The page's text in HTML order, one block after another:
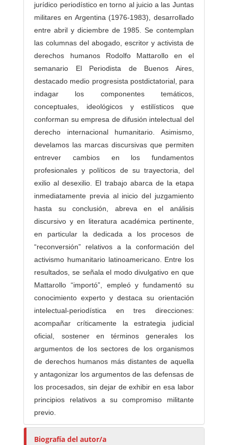
jurídico periodístico en torno al juicio a las Juntas
militares en Argentina (1976-1983), desarrollado
entre abril y diciembre de 1985. Se contemplan
las columnas del abogado, escritor y activista de
derechos humanos Rodolfo Mattarollo en el
semanario El Periodista de Buenos Aires,
destacado medio progresista postdictatorial, para
indagar los componentes temáticos,
conceptuales, ideológicos y estilísticos que
conforman su empresa de difusión intelectual del
derecho internacional humanitario. Asimismo,
develamos las marcas discursivas que permiten
entrever cambios en los fundamentos
profesionales y políticos de su trayectoria, del
exilio al desexilio. El trabajo abarca de la etapa
inmediatamente previa al inicio del juzgamiento
hasta su conclusión, abreva en el análisis
discursivo y en literatura académica pertinente,
en particular la dedicada a los procesos de
“reconversión” relativos a la conformación del
activismo humanitario latinoamericano. Entre los
resultados, se señala el modo divulgativo en que
Mattarollo “importó”, empleó y fundamentó su
conocimiento experto y destaca su orientación
intelectual-periodística en tres direcciones:
acompañar críticamente la estrategia judicial
oficial, sostener en términos generales los
argumentos de los sectores de los organismos
de derechos humanos más distantes de aquella
y antagonizar los argumentos de las defensas de
los procesados, sin dejar de exhibir en esa labor
principios relativos a su compromiso militante
previo.
Biografía del autor/a